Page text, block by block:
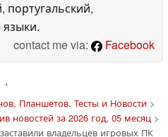
португальский,
языки.
contact me via:
Facebook
'
Планшетов. Тесты и Новости>
новостей за 2026 год, 05 месяц>
владельцев игровых ПК